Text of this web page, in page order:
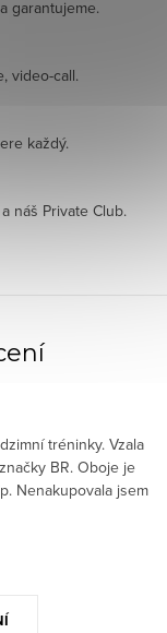
garantujeme.
video-call.
každý.
náš Private Club.
tréninky. Vzala
BR. Oboje je
Nenakupovala jsem